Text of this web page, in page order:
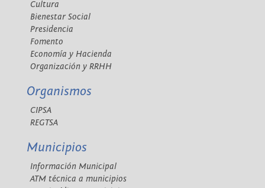
Cultura
Bienestar Social
Presidencia
Fomento
Economía y Hacienda
Organización y RRHH
Organismos
CIPSA
REGTSA
Municipios
Información Municipal
ATM técnica a municipios